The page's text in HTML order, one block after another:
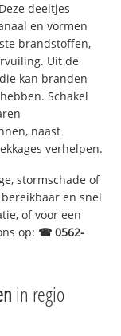
deeltjes
en vormen
brandstoffen,
Uit de
kan branden
Schakel
naast
verhelpen.
stormschade of
en snel
of voor een
op: ☎ 0562-
in regio